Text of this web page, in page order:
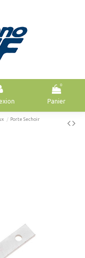
0
Panier
Porte Sechoir